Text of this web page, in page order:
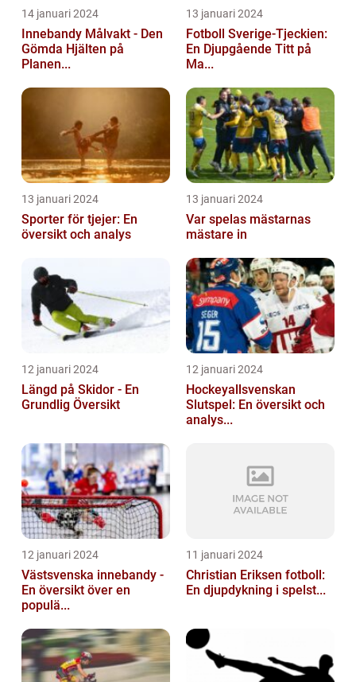
14 januari 2024
Innebandy Målvakt - Den
Gömda Hjälten på
Planen...
13 januari 2024
Fotboll Sverige-Tjeckien:
En Djupgående Titt på
Ma...
13 januari 2024
Sporter för tjejer: En
översikt och analys
13 januari 2024
Var spelas mästarnas
mästare in
12 januari 2024
Längd på Skidor - En
Grundlig Översikt
12 januari 2024
Hockeyallsvenskan
Slutspel: En översikt och
analys...
12 januari 2024
Västsvenska innebandy -
En översikt över en
populä...
11 januari 2024
Christian Eriksen fotboll:
En djupdykning i spelst...